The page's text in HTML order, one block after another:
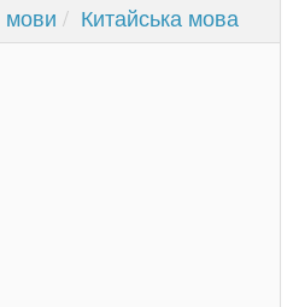
мови Китайська мова